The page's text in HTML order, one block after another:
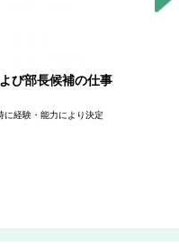
び部長候補の仕事
経験・能力により決定